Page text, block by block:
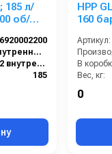
185 л/
об/
6920002200
1 внутренняя резьба
1 1/2 внутренняя резьба
185
HPP
160
Артикул:
В
Вес, кг:
Сегмент:
0